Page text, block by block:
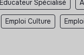
Spécialisé
Emploi Culture